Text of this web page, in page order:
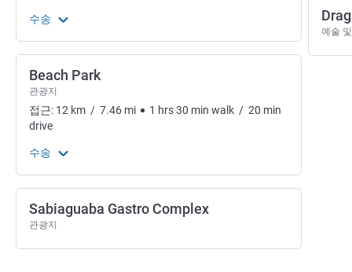
수송
Beach Park
관광지
접근: 12 km / 7.46 mi 1 hrs30 min walk / 20 min
drive
수송
Sabiaguaba Gastro Complex
관광지
예술